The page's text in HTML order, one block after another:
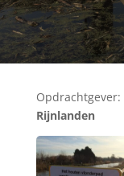
Opdrachtgever:
Rijnlanden